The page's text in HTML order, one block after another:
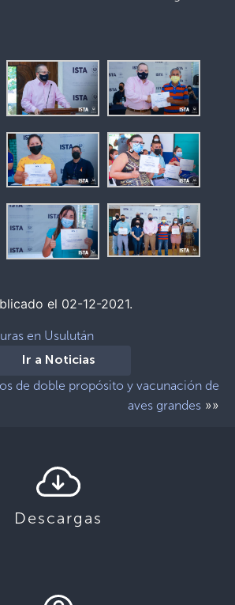
el 02-12-2021.
en Usulután
Ir a Noticias
de doble propósito y vacunación de
aves grandes »»
Descargas